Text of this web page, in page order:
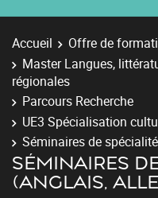
Accueil Offre de
Master Langues,
régionales
Parcours Recherche
UE3 Spécialisation
Séminaires de
SÉMINAIRES
(ANGLAIS,